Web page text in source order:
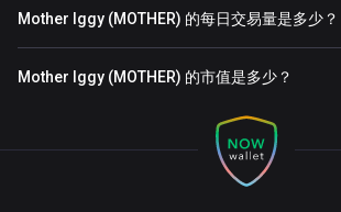
Mother Iggy (MOTHER) 的每日交易量是多少？
Mother Iggy (MOTHER) 的市值是多少？